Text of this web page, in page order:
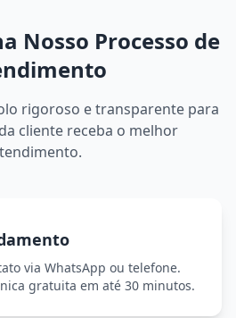
Nosso Processo de
rigoroso e transparente para
cliente receba o melhor
via WhatsApp ou telefone.
gratuita em até 30 minutos.